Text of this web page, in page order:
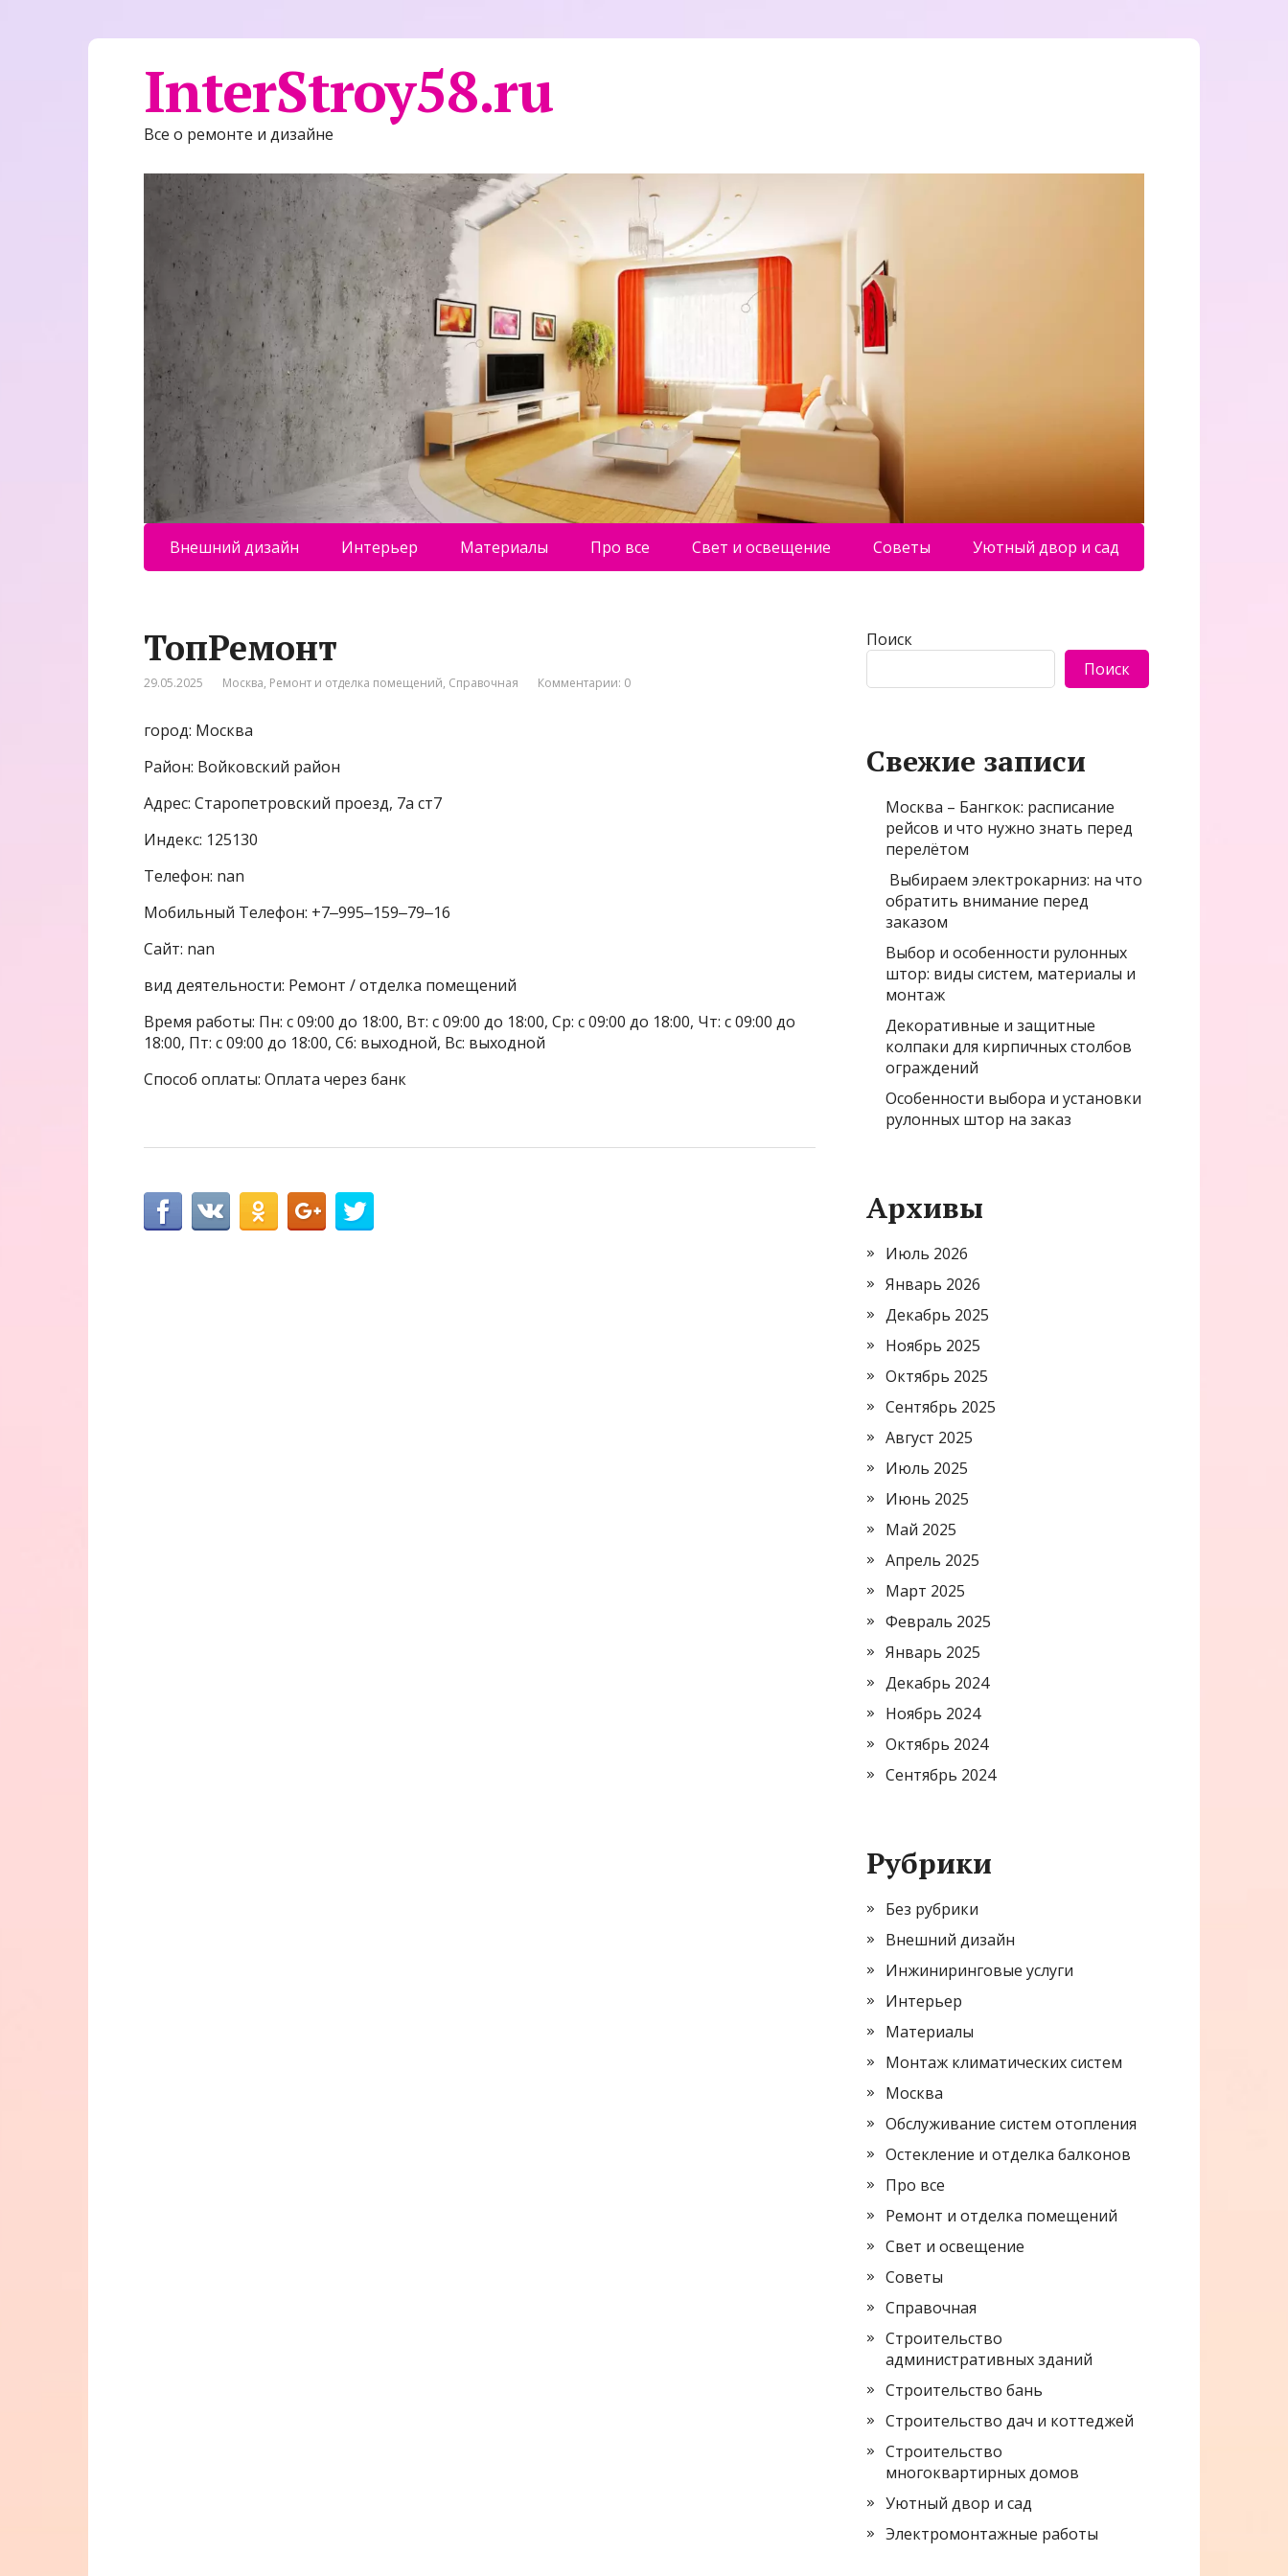
InterStroy58.ru
Все о ремонте и дизайне
Внешний дизайн Интерьер Материалы Про все Свет и освещение Советы Уютный двор и сад
ТопРемонт
29.05.2025 Москва, Ремонт и отделка помещений, Справочная Комментарии: 0
город: Москва
Район: Войковский район
Адрес: Старопетровский проезд, 7а ст7
Индекс: 125130
Телефон: nan
Мобильный Телефон: +7‒995‒159‒79‒16
Сайт: nan
вид деятельности: Ремонт / отделка помещений
Время работы: Пн: с 09:00 до 18:00, Вт: с 09:00 до 18:00, Ср: с 09:00 до 18:00, Чт: с 09:00 до
18:00, Пт: с 09:00 до 18:00, Сб: выходной, Вс: выходной
Способ оплаты: Оплата через банк
Поиск
Поиск
Свежие записи
Москва – Бангкок: расписание
рейсов и что нужно знать перед
перелётом
Выбираем электрокарниз: на что
обратить внимание перед
заказом
Выбор и особенности рулонных
штор: виды систем, материалы и
монтаж
Декоративные и защитные
колпаки для кирпичных столбов
ограждений
Особенности выбора и установки
рулонных штор на заказ
Архивы
Июль 2026
Январь 2026
Декабрь 2025
Ноябрь 2025
Октябрь 2025
Сентябрь 2025
Август 2025
Июль 2025
Июнь 2025
Май 2025
Апрель 2025
Март 2025
Февраль 2025
Январь 2025
Декабрь 2024
Ноябрь 2024
Октябрь 2024
Сентябрь 2024
Рубрики
Без рубрики
Внешний дизайн
Инжиниринговые услуги
Интерьер
Материалы
Монтаж климатических систем
Москва
Обслуживание систем отопления
Остекление и отделка балконов
Про все
Ремонт и отделка помещений
Свет и освещение
Советы
Справочная
Строительство
административных зданий
Строительство бань
Строительство дач и коттеджей
Строительство
многоквартирных домов
Уютный двор и сад
Электромонтажные работы